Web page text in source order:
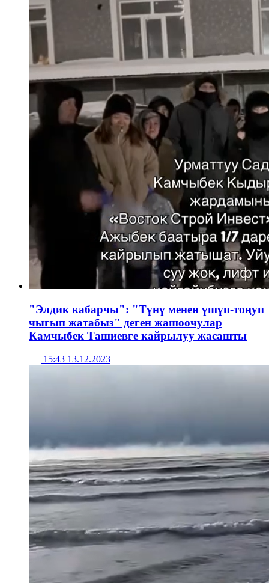
"Элдик кабарчы": "Түнү менен үшүп-тоңуп
чыгып жатабыз" деген жашоочулар
Камчыбек Ташиевге кайрылуу жасашты
15:43 13.12.2023